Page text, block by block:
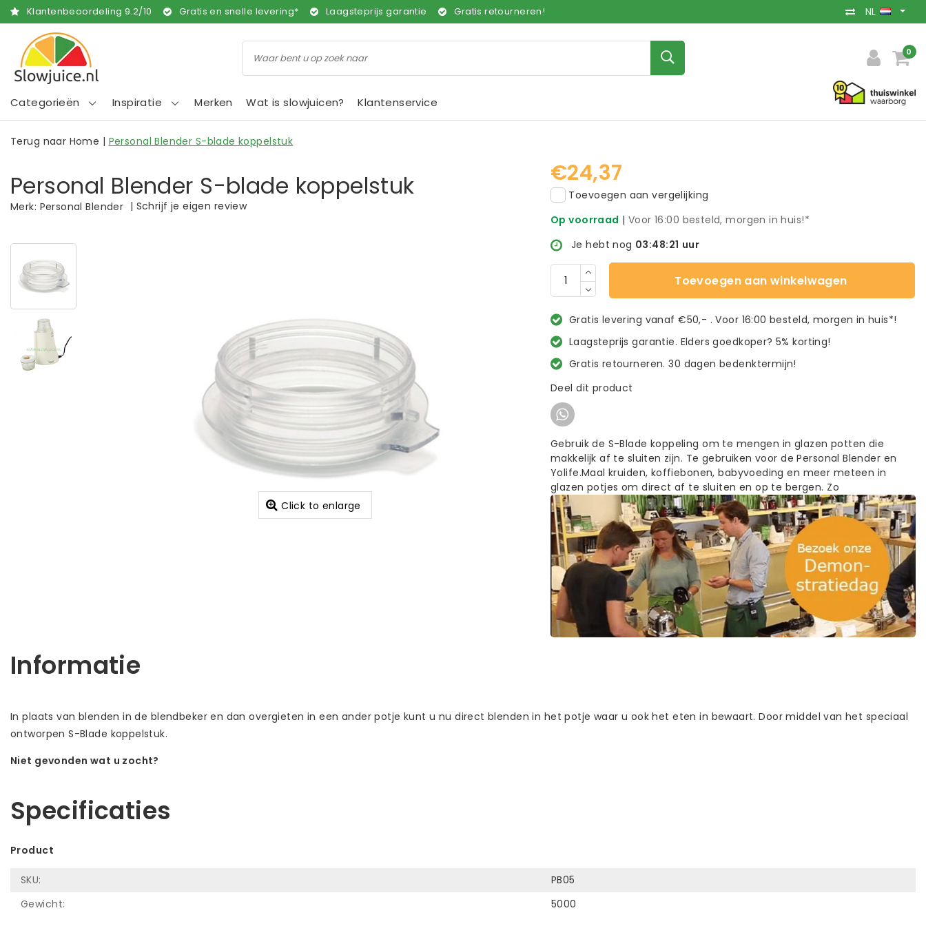
Klantenbeoordeling 9.2/10 Gratis en snelle levering* Laagsteprijs garantie Gratis retourneren! NL
0
Categorieën Inspiratie Merken Wat is slowjuicen? Klantenservice
Terug naar Home | Personal Blender S-blade koppelstuk
Personal Blender S-blade koppelstuk
Merk: Personal Blender | Schrijf je eigen review
Click to enlarge
€24,37
Toevoegen aan vergelijking
Op voorraad | Voor 16:00 besteld, morgen in huis!*
Je hebt nog 03:48:20 uur
Toevoegen aan winkelwagen
Gratis levering vanaf €50,- . Voor 16:00 besteld, morgen in huis*!
Laagsteprijs garantie. Elders goedkoper? 5% korting!
Gratis retourneren. 30 dagen bedenktermijn!
Deel dit product
Gebruik de S-Blade koppeling om te mengen in glazen potten die
makkelijk af te sluiten zijn. Te gebruiken voor de Personal Blender en
Yolife.Maal kruiden, koffiebonen, babyvoeding en meer meteen in
glazen potjes om direct af te sluiten en op te bergen. Zo
Informatie
In plaats van blenden in de blendbeker en dan overgieten in een ander potje kunt u nu direct blenden in het potje waar u ook het eten in bewaart. Door middel van het speciaal
ontworpen S-Blade koppelstuk.
Niet gevonden wat u zocht?
Specificaties
Product
SKU:
PB05
Gewicht:
5000